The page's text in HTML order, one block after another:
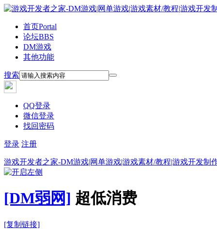
首页Portal
论坛BBS
DM游戏
其他功能
搜索
QQ登录
微信登录
找回密码
登录 注册
游戏开发者之家-DM游戏|网单游戏|游戏素材/教程|游戏开发制
[DM弱网] 超低消费
[复制链接]